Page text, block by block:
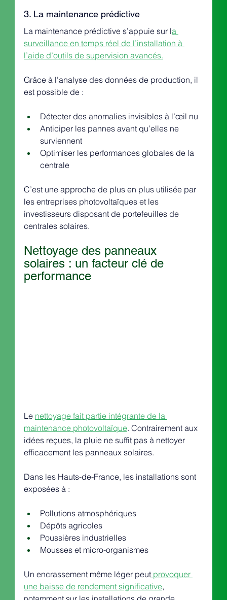
3. La maintenance prédictive
La maintenance prédictive s’appuie sur la
surveillance en temps réel de l’installation à
l’aide d’outils de supervision avancés.
Grâce à l’analyse des données de production, il
est possible de :
Détecter des anomalies invisibles à l’œil nu
Anticiper les pannes avant qu’elles ne
surviennent
Optimiser les performances globales de la
centrale
C’est une approche de plus en plus utilisée par
les entreprises photovoltaïques et les
investisseurs disposant de portefeuilles de
centrales solaires.
Nettoyage des panneaux
solaires : un facteur clé de
performance
Le nettoyage fait partie intégrante de la
maintenance photovoltaïque. Contrairement aux
idées reçues, la pluie ne suffit pas à nettoyer
efficacement les panneaux solaires.
Dans les Hauts-de-France, les installations sont
exposées à :
Pollutions atmosphériques
Dépôts agricoles
Poussières industrielles
Mousses et micro-organismes
Un encrassement même léger peut provoquer
une baisse de rendement significative,